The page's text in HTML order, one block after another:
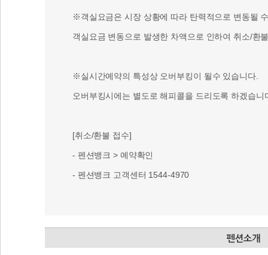
※객실요금은 시장 상황에 따라 탄력적으로 변동될
객실요금 변동으로 발생한 차액으로 인하여 취소/환
※실시간예약의 특성상 오버부킹이 될수 있습니다.
오버부킹시에는 별도로 해피콜을 드리도록 하겠습니
[취소/환불 접수]
- 펜션뱅크 > 예약확인
- 펜션뱅크 고객센터 1544-4970